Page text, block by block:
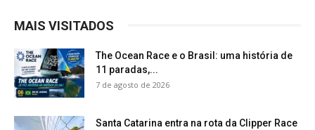
MAIS VISITADOS
The Ocean Race e o Brasil: uma história de
11 paradas,...
7 de agosto de 2026
Santa Catarina entra na rota da Clipper Race